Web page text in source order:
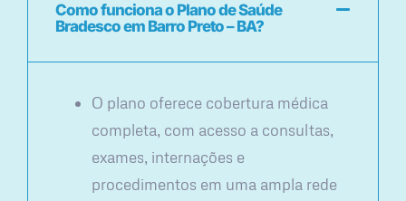
Como funciona o Plano de Saúde
Bradesco em Barro Preto – BA?
O plano oferece cobertura médica
completa, com acesso a consultas,
exames, internações e
procedimentos em uma ampla rede